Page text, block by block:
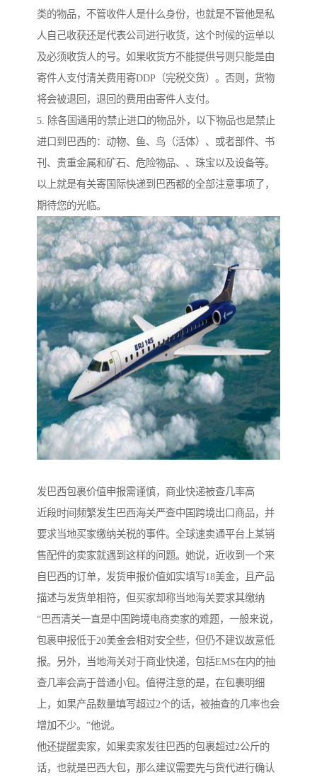
类的物品，不管收件人是什么身份，也就是不管他是私
人自己收获还是代表公司进行收货，这个时候的运单以
及必须收货人的号。如果收货方不能提供号则只能是由
寄件人支付清关费用寄DDP（完税交货）。否则，货物
将会被退回，退回的费用由寄件人支付。
5. 除各国通用的禁止进口的物品外，以下物品也是禁止
进口到巴西的：动物、鱼、鸟（活体）、或者部件、书
刊、贵重金属和矿石、危险物品、、珠宝以及设备等。
以上就是有关寄国际快递到巴西都的全部注意事项了，
期待您的光临。
发巴西包裹价值申报需谨慎，商业快递被查几率高
近段时间频繁发生巴西海关严查中国跨境出口商品，并
要求当地买家缴纳关税的事件。全球速卖通平台上某销
售配件的卖家就遇到这样的问题。她说，近收到一个来
自巴西的订单，发货申报价值如实填写18美金，且产品
描述与发货单相符，但买家却称当地海关要求其缴纳
“巴西清关一直是中国跨境电商卖家的难题，一般来说，
包裹申报低于20美金会相对安全些，但仍不建议故意低
报。另外，当地海关对于商业快递，包括EMS在内的抽
查几率会高于普通小包。值得注意的是，在包裹明细
上，如果产品数量填写超过2个的话，被抽查的几率也会
增加不少。”他说。
他还提醒卖家，如果卖家发往巴西的包裹超过2公斤的
话，也就是巴西大包，那么建议需要先与货代进行确认